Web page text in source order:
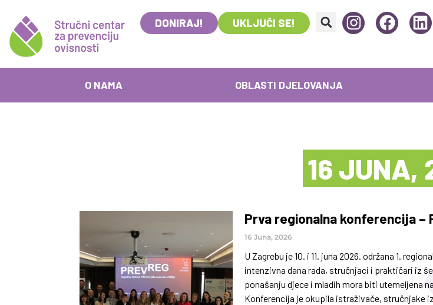
DONIRAJ! UKLJUČI SE!
O NAMA OBLASTI DJELOVANJA
16 JUNA,
Prva regionalna konferencija –
16 Juna, 2026
U Zagrebu je 10. i 11. juna 2026. održana 1.
intenzivna dana rada, stručnjaci i praktičari iz
ponašanju djece i mladih mora biti utemeljena
Konferencija je okupila istraživače, stručnjake